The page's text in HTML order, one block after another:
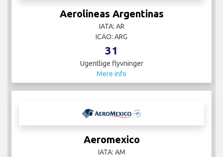
Aerolineas Argentinas
IATA: AR
ICAO: ARG
31
Ugentlige flyvninger
Mere info
Aeromexico
IATA: AM